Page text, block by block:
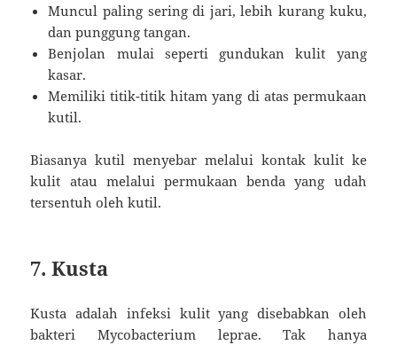
Muncul paling sering di jari, lebih kurang kuku,
dan punggung tangan.
Benjolan mulai seperti gundukan kulit yang
kasar.
Memiliki titik-titik hitam yang di atas permukaan
kutil.
Biasanya kutil menyebar melalui kontak kulit ke
kulit atau melalui permukaan benda yang udah
tersentuh oleh kutil.
7. Kusta
Kusta adalah infeksi kulit yang disebabkan oleh
bakteri Mycobacterium leprae. Tak hanya